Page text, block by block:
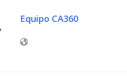
Equipo CA360